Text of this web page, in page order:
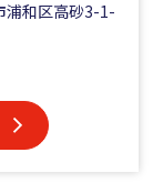
和区高砂3-1-